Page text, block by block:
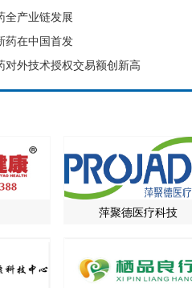
全产业链发展
药在中国首发
对外技术授权交易额创新高
萍聚德医疗科技